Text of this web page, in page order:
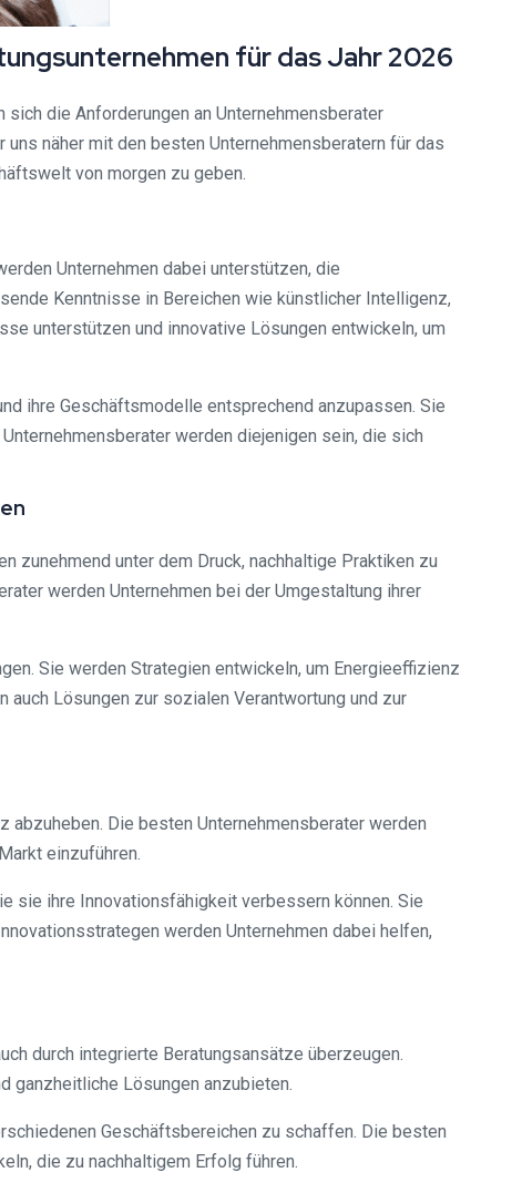
für das Jahr 2026
die Anforderungen an Unternehmensberater
näher mit den besten Unternehmensberatern für das
von morgen zu geben.
Unternehmen dabei unterstützen, die
Kenntnisse in Bereichen wie künstlicher Intelligenz,
unterstützen und innovative Lösungen entwickeln, um
ihre Geschäftsmodelle entsprechend anzupassen. Sie
werden diejenigen sein, die sich
zunehmend unter dem Druck, nachhaltige Praktiken zu
werden Unternehmen bei der Umgestaltung ihrer
Sie werden Strategien entwickeln, um Energieeffizienz
Lösungen zur sozialen Verantwortung und zur
abzuheben. Die besten Unternehmensberater werden
einzuführen.
sie ihre Innovationsfähigkeit verbessern können. Sie
werden Unternehmen dabei helfen,
durch integrierte Beratungsansätze überzeugen.
ganzheitliche Lösungen anzubieten.
Geschäftsbereichen zu schaffen. Die besten
die zu nachhaltigem Erfolg führen.